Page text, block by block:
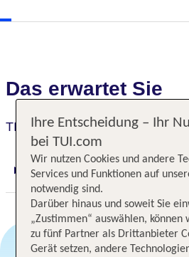
Das erwartet Sie
TIGOTAN Lovers & Friends
Digitaler und telefonischer
Ihre Entscheidung – Ihr
bei TUI.com
Wir nutzen Cookies und andere
Services und Funktionen auf
notwendig sind.
Darüber hinaus und soweit Sie
„Zustimmen“ auswählen, können
zu fünf Partner als Drittanbieter
Gerät setzen, andere